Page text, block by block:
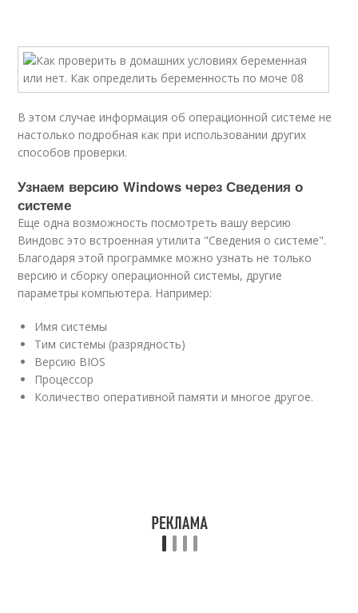
В этом случае информация об операционной системе не
настолько подробная как при использовании других
способов проверки.
Узнаем версию Windows через Сведения о
системе
Еще одна возможность посмотреть вашу версию
Виндовс это встроенная утилита "Сведения о системе".
Благодаря этой программке можно узнать не только
версию и сборку операционной системы, другие
параметры компьютера. Например:
Имя системы
Тим системы (разрядность)
Версию BIOS
Процессор
Количество оперативной памяти и многое другое.